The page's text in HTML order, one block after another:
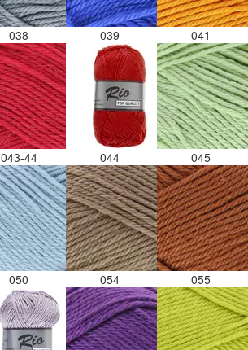
038 039 041
043-44 044 045
050 054 055